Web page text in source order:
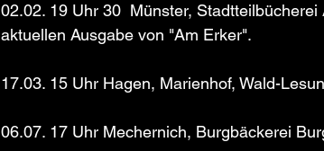
02.02. 19 Uhr 30  Münster,
aktuellen Ausgabe von "Am Erker".
17.03. 15 Uhr Hagen, Marienhof, Wald-
06.07. 17 Uhr Mechernich, Burgbäckerei